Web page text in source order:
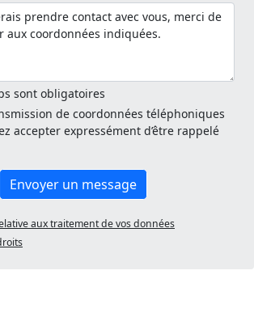
sont obligatoires
de coordonnées téléphoniques
accepter expressément d’être rappelé
Envoyer un message
aux traitement de vos données